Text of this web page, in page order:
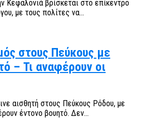
Κεφαλονιά βρίσκεται στο επίκεντρο
με τους πολίτες να...
στους Πεύκους με
– Τι αναφέρουν οι
αισθητή στους Πεύκους Ρόδου, με
έντονο βουητό. Δεν...